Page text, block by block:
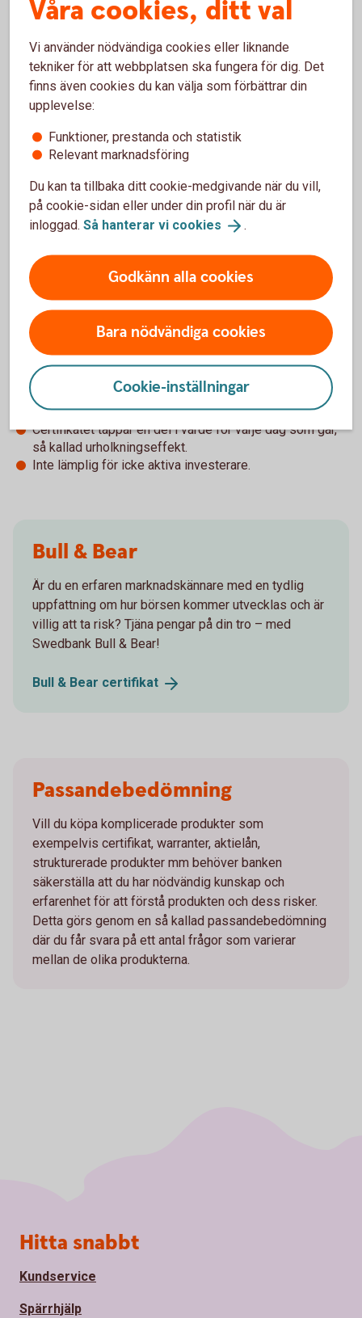
möjligt, normalt under påföljande handelsdag.
För- och nackdelar med Bull &
Bear
Möjlighet till högre avkastning än underliggande
tillgångs uppgång i och med en hävstång.
realtid.
God flexibilitet med olika hävstång, välj den som passar
dig bäst.
Nackdelar
Betydligt högre risk jämfört med en direktinvestering i
underliggande tillgång.
Så kallad spread mellan köp och säljkurs.
Certifikatet tappar en del i värde för varje dag som går,
så kallad urholkningseffekt.
Inte lämplig för icke aktiva investerare.
Bull & Bear
Är du en erfaren marknadskännare med en tydlig
uppfattning om hur börsen kommer utvecklas och är
villig att ta risk? Tjäna pengar på din tro – med
Swedbank Bull & Bear!
Bull & Bear certifikat
Passandebedömning
Vill du köpa komplicerade produkter som
exempelvis certifikat, warranter, aktielån,
strukturerade produkter mm behöver banken
säkerställa att du har nödvändig kunskap och
erfarenhet för att förstå produkten och dess risker.
Detta görs genom en så kallad passandebedömning
där du får svara på ett antal frågor som varierar
mellan de olika produkterna.
Våra cookies, ditt val
Vi använder nödvändiga cookies eller liknande
tekniker för att webbplatsen ska fungera för dig. Det
finns även cookies du kan välja som förbättrar din
upplevelse:
Funktioner, prestanda och statistik
Relevant marknadsföring
Du kan ta tillbaka ditt cookie-medgivande när du vill,
på cookie-sidan eller under din profil när du är
inloggad. Så hanterar vi cookies .
Godkänn alla cookies
Bara nödvändiga cookies
Cookie-inställningar
Sidfot
Hitta snabbt
Kundservice
Spärrhjälp